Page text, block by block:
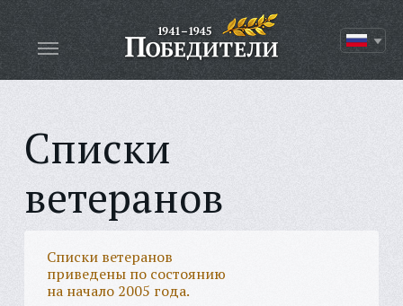
Списки
ветеранов
Списки ветеранов
приведены по состоянию
на начало 2005 года.